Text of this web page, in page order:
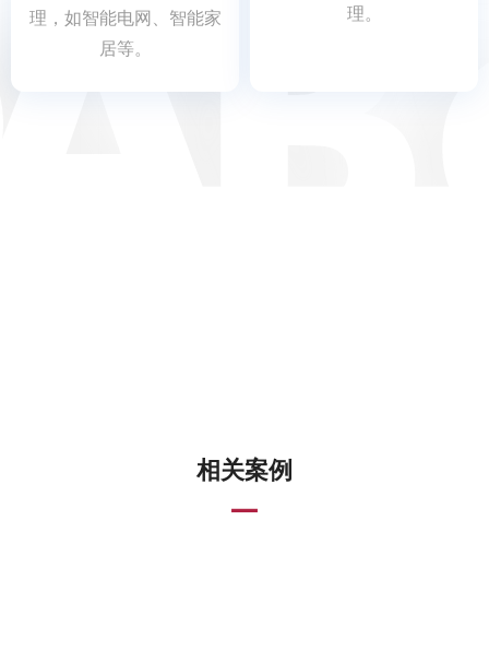
相关案例
—
理，如智能电网、智能家
居等。
理。